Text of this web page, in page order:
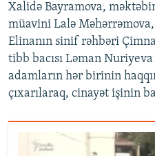
Xalidə Bayramova,
müavini Lalə
Elinanın sinif rəhbəri
tibb bacısı Ləman
adamların hər birinin
çıxarılaraq, cinayət işinin